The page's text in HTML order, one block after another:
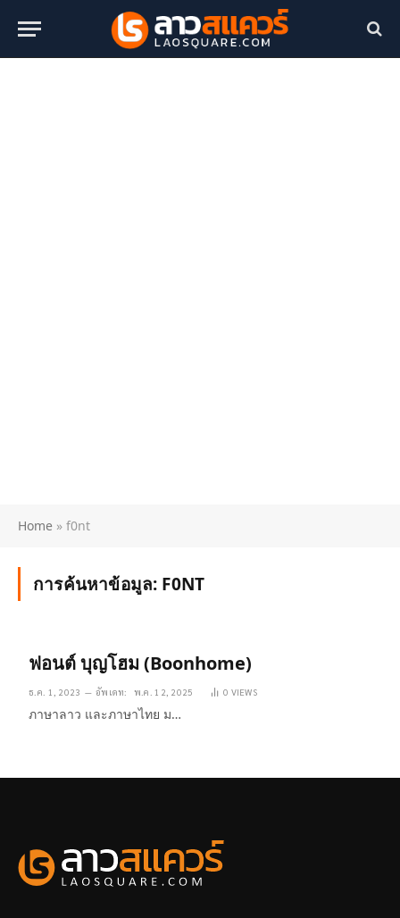
Home » f0nt
การค้นหาข้อมูล: F0NT
ฟอนต์ บุญโฮม (Boonhome)
ธ.ค. 1, 2023 อัพเดท: พ.ค. 12, 2025 0 VIEWS
ภาษาลาว และภาษาไทย ม…